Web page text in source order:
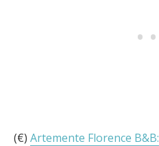
(€) Artemente Florence B&B: